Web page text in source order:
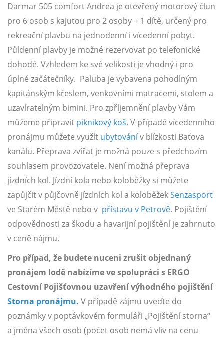
Darmar 505 comfort Andrea je otevřený motorový člun
pro 6 osob s kajutou pro 2 osoby + 1 dítě, určený pro
rekreační plavbu na jednodenní i vícedenní pobyt.
Půldenní plavby je možné rezervovat po telefonické
dohodě. Vzhledem ke své velikosti je vhodný i pro
úplné začátečníky. Paluba je vybavena pohodlným
kapitánským křeslem, venkovními matracemi, stolem a
uzavíratelným bimini. Pro zpříjemnění plavby Vám
můžeme připravit piknikový koš. V případě vícedenního
pronájmu můžete využít ubytovánív blízkosti Baťova
kanálu. Přeprava zvířat je možná pouze s předchozím
souhlasem provozovatele. Není možná přeprava
jízdních kol. Jízdní kola nebo koloběžky si můžete
zapůjčit v půjčovně jízdních kol a koloběžekSenzasport
ve Starém Městě nebo v přístavu v Petrově. Pojištění
odpovědnosti za škodu a havarijní pojištění je zahrnuto
v ceně nájmu.
Pro případ, že budete nuceni zrušit objednaný
pronájem lodě nabízíme ve spolupráci s ERGO
Cestovní Pojišťovnou uzavření výhodného pojištění
Storna pronájmu. V případě zájmu uveďte do
poznámky v poptávkovém formuláři „Pojištění storna“
a jména všech osob (počet osob nemá vliv na cenu